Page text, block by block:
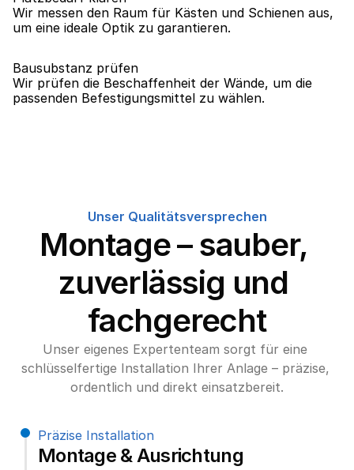
Wir messen den Raum für Kästen und Schienen aus,
um eine ideale Optik zu garantieren.
Bausubstanz prüfen
Wir prüfen die Beschaffenheit der Wände, um die
passenden Befestigungsmittel zu wählen.
Unser Qualitätsversprechen
Montage – sauber,
zuverlässig und
fachgerecht
Unser eigenes Expertenteam sorgt für eine
schlüsselfertige Installation Ihrer Anlage – präzise,
ordentlich und direkt einsatzbereit.
Präzise Installation
Montage & Ausrichtung